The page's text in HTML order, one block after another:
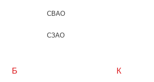
СВАО
СЗАО
Б К